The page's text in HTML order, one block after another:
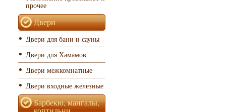
прочее
Двери
Двери для бани и сауны
Двери для Хамамов
Двери межкомнатные
Двери входные железные
Барбекю, мангалы,